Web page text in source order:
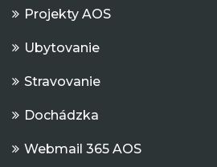
Projekty AOS
Ubytovanie
Stravovanie
Dochádzka
Webmail 365 AOS